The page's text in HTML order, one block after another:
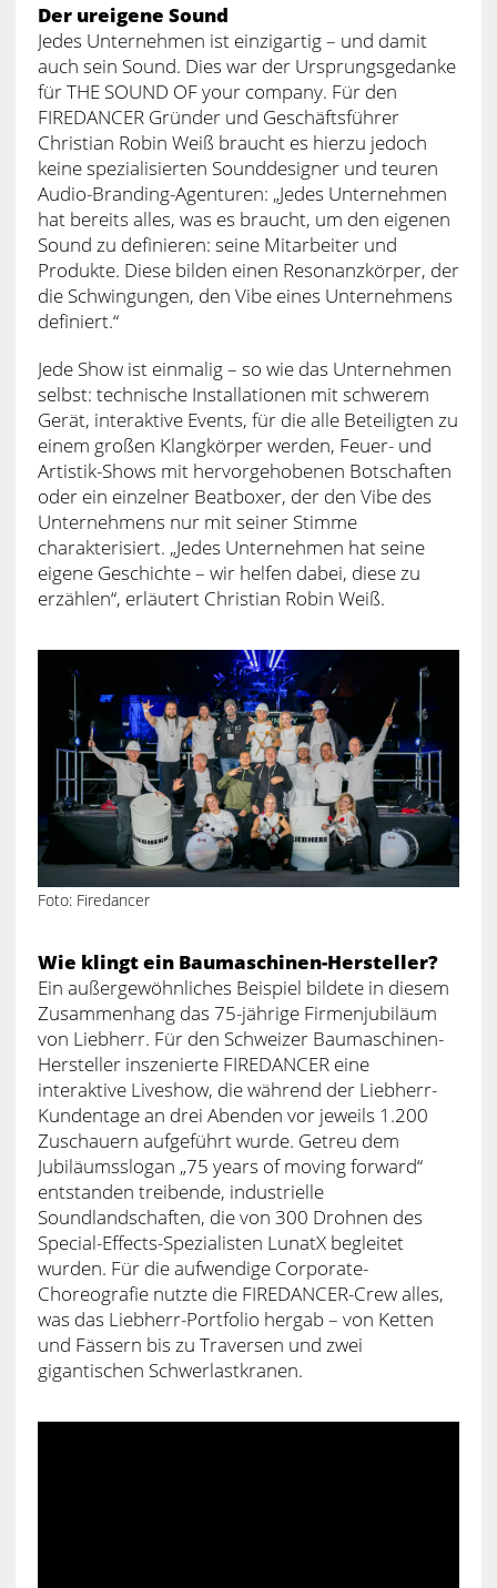
Der ureigene Sound
Jedes Unternehmen ist einzigartig – und damit
auch sein Sound. Dies war der Ursprungsgedanke
für THE SOUND OF your company. Für den
FIREDANCER Gründer und Geschäftsführer
Christian Robin Weiß braucht es hierzu jedoch
keine spezialisierten Sounddesigner und teuren
Audio-Branding-Agenturen: „Jedes Unternehmen
hat bereits alles, was es braucht, um den eigenen
Sound zu definieren: seine Mitarbeiter und
Produkte. Diese bilden einen Resonanzkörper, der
die Schwingungen, den Vibe eines Unternehmens
definiert.“
Jede Show ist einmalig – so wie das Unternehmen
selbst: technische Installationen mit schwerem
Gerät, interaktive Events, für die alle Beteiligten zu
einem großen Klangkörper werden, Feuer- und
Artistik-Shows mit hervorgehobenen Botschaften
oder ein einzelner Beatboxer, der den Vibe des
Unternehmens nur mit seiner Stimme
charakterisiert. „Jedes Unternehmen hat seine
eigene Geschichte – wir helfen dabei, diese zu
erzählen“, erläutert Christian Robin Weiß.
Foto: Firedancer
Wie klingt ein Baumaschinen-Hersteller?
Ein außergewöhnliches Beispiel bildete in diesem
Zusammenhang das 75-jährige Firmenjubiläum
von Liebherr. Für den Schweizer Baumaschinen-
Hersteller inszenierte FIREDANCER eine
interaktive Liveshow, die während der Liebherr-
Kundentage an drei Abenden vor jeweils 1.200
Zuschauern aufgeführt wurde. Getreu dem
Jubiläumsslogan „75 years of moving forward“
entstanden treibende, industrielle
Soundlandschaften, die von 300 Drohnen des
Special-Effects-Spezialisten LunatX begleitet
wurden. Für die aufwendige Corporate-
Choreografie nutzte die FIREDANCER-Crew alles,
was das Liebherr-Portfolio hergab – von Ketten
und Fässern bis zu Traversen und zwei
gigantischen Schwerlastkranen.